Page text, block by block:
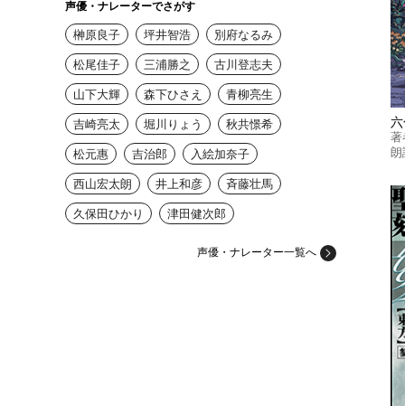
声優・ナレーターでさがす
榊原良子 坪井智浩
別府なるみ
松尾佳子
三浦勝之
古川登志夫
山下大輝
森下ひさえ
青柳亮生
吉崎亮太
堀川りょう
秋共憬希
松元惠
吉治郎
入絵加奈子
西山宏太朗
井上和彦
斉藤壮馬
久保田ひかり
津田健次郎
声優・ナレーター一覧へ